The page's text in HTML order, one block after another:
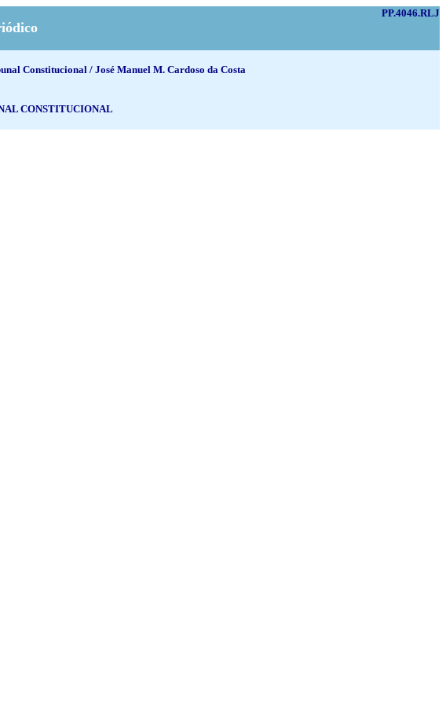
PP.4046.RLJ
Constitucional / José Manuel M. Cardoso da Costa
CONSTITUCIONAL